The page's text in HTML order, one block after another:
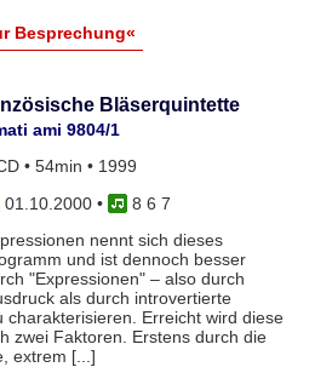
Besprechung«
Bläserquintette
ami 9804/1
• 54min • 1999
01.10.2000•
8 6 7
nennt sich dieses
und ist dennoch besser
"Expressionen" – also durch
als durch introvertierte
charakterisieren. Erreicht wird diese
zwei Faktoren. Erstens durch die
extrem [...]